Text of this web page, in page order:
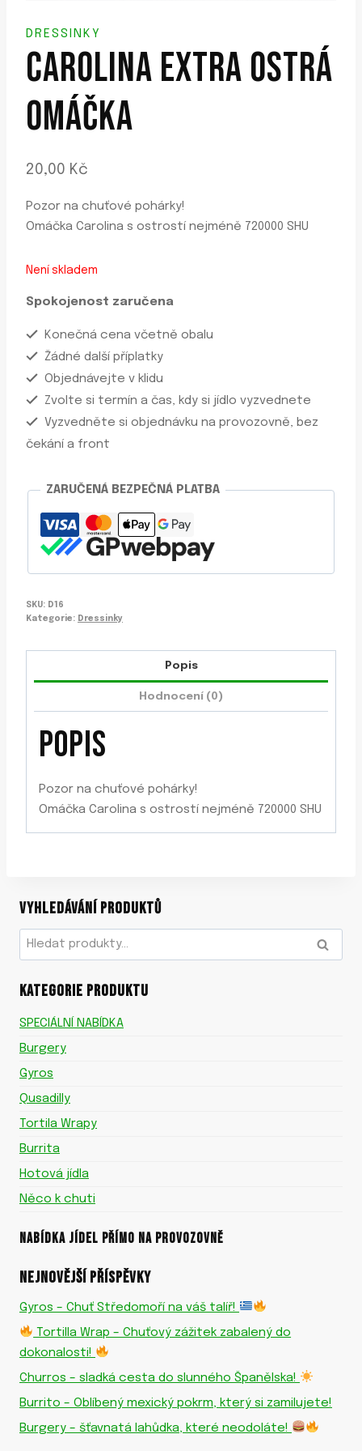
DRESSINKY
CAROLINA EXTRA OSTRÁ
OMÁČKA
20,00 Kč
Pozor na chuťové pohárky!
Omáčka Carolina s ostrostí nejméně 720000 SHU
Není skladem
Spokojenost zaručena
Konečná cena včetně obalu
Žádné další příplatky
Objednávejte v klidu
Zvolte si termín a čas, kdy si jídlo vyzvednete
Vyzvedněte si objednávku na provozovně, bez
čekání a front
ZARUČENÁ BEZPEČNÁ PLATBA
SKU: D16
Kategorie: Dressinky
Popis
Hodnocení (0)
POPIS
Pozor na chuťové pohárky!
Omáčka Carolina s ostrostí nejméně 720000 SHU
VYHLEDÁVÁNÍ PRODUKTŮ
Hledat: HLEDAT
KATEGORIE PRODUKTU
SPECIÁLNÍ NABÍDKA
Burgery
Gyros
Qusadilly
Tortila Wrapy
Burrita
Hotová jídla
Něco k chuti
NABÍDKA JÍDEL PŘÍMO NA PROVOZOVNĚ
NEJNOVĚJŠÍ PŘÍSPĚVKY
Gyros – Chuť Středomoří na váš talíř!
Tortilla Wrap – Chuťový zážitek zabalený do
dokonalosti!
Churros – sladká cesta do slunného Španělska!
Burrito – Oblíbený mexický pokrm, který si zamilujete!
Burgery – šťavnatá lahůdka, které neodoláte!